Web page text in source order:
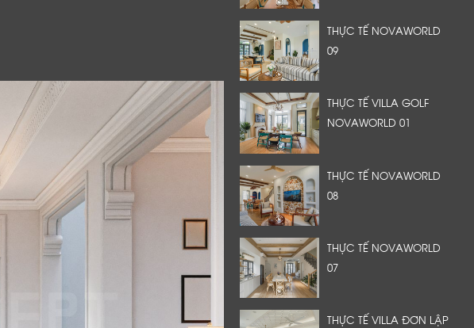
THỰC TẾ NOVAWORLD
09
THỰC TẾ VILLA GOLF
NOVAWORLD 01
THỰC TẾ NOVAWORLD
08
THỰC TẾ NOVAWORLD
07
THỰC TẾ VILLA ĐƠN LẬP